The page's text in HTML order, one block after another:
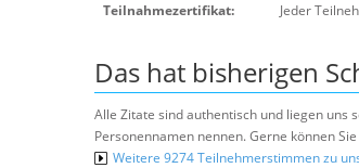
Teilnahmezertifikat: Jeder
Das hat bisherigen
Alle Zitate sind authentisch und liegen uns
Personennamen nennen. Gerne können
Weitere 9274 Teilnehmerstimmen zu